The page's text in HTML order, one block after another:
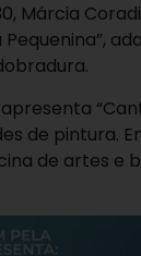
Márcia
apresenta
de pintura.
de artes e